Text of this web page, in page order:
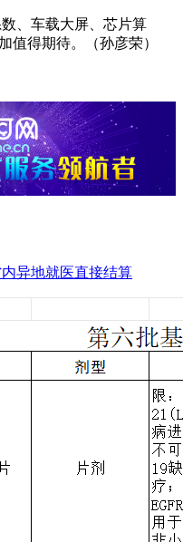
、车载大屏、芯片算
得期待。（孙彦荣）
异地就医直接结算